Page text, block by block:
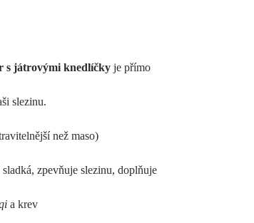
s játrovými knedlíčky je přímo
slezinu.
než maso)
zpevňuje slezinu, doplňuje
a krev